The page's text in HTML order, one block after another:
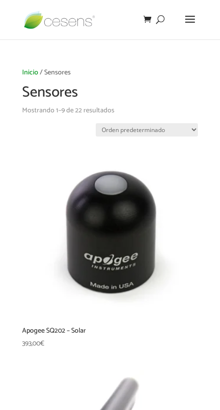
Inicio/ Sensores
Sensores
Mostrando 1–9 de 22 resultados
Apogee SQ202 – Solar
393,00€